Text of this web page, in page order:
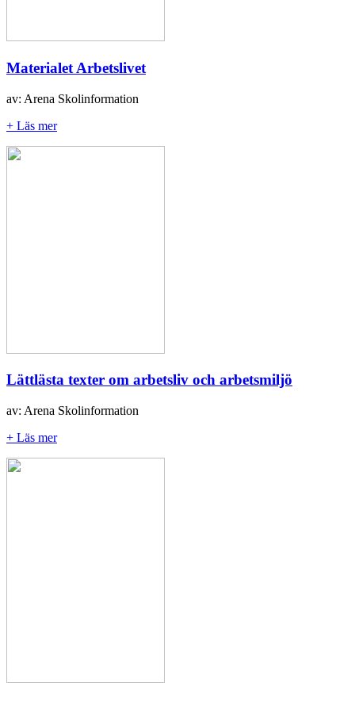
Materialet Arbetslivet
av: Arena Skolinformation
+ Läs mer
Lättlästa texter om arbetsliv och arbetsmiljö
av: Arena Skolinformation
+ Läs mer